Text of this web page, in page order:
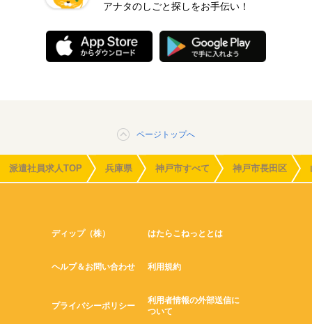
アナタのしごと探しをお手伝い！
ページトップへ
派遣社員求人TOP 兵庫県 神戸市すべて 神戸市長田区
ディップ（株） はたらこねっととは
ヘルプ＆お問い合わせ 利用規約
プライバシーポリシー
利用者情報の外部送信に
ついて